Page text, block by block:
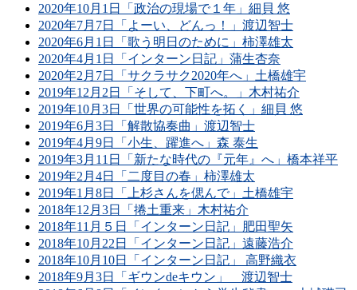
2020年10月1日「政治の現場で１年」細貝 悠
2020年7月7日「よーい、どんっ！」渡辺智士
2020年6月1日「歌う明日のために」柿澤雄太
2020年4月1日「インターン日記」蒲生杏奈
2020年2月7日「サクラサク2020年へ」土橋雄宇
2019年12月2日「そして、下町へ。」木村祐介
2019年10月3日「世界の可能性を拓く」細貝 悠
2019年6月3日「解散協奏曲」渡辺智士
2019年4月9日「小生、躍進へ」森 泰生
2019年3月11日「新たな時代の『元年』へ」橋本祥平
2019年2月4日「二度目の春」柿澤雄太
2019年1月8日「上杉さんを偲んで」土橋雄宇
2018年12月3日「捲土重来」木村祐介
2018年11月５日「インターン日記」肥田聖矢
2018年10月22日「インターン日記」遠藤浩介
2018年10月10日「インターン日記」 高野織衣
2018年9月3日「ギウンdeキウン」 渡辺智士